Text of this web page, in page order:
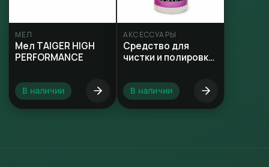
МЕЛ
Мел TAIGER HIGH
PERFORMANCE
В наличии
АКСЕССУАРЫ
Средство для
чистки и полировки
Sealer
В наличии